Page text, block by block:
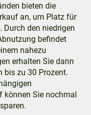
bieten die
an, um Platz für
Durch den niedrigen
befindet
nahezu
erhalten Sie dann
bis zu 30 Prozent.
können Sie nochmal